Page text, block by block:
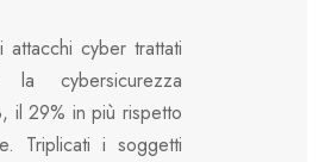
attacchi cyber trattati
la cybersicurezza
il 29% in più rispetto
Triplicati i soggetti